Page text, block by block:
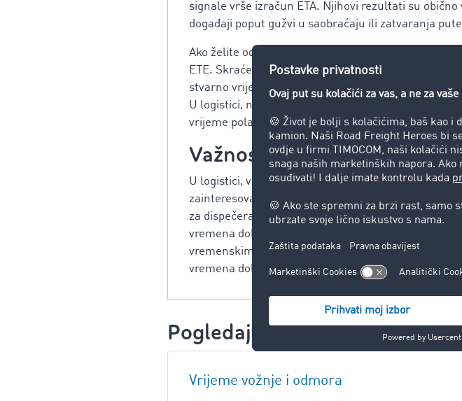
signale vrše izračun ETA. Njihovi rezultati su
događaji poput gužvi u saobraćaju ili zatvaranja
Ako želite odrediti vrijeme koje je preostalo do
ETE. Skraćenica označava procijenjeno vrijeme
stvarno vrijeme dolaska, koristite ATA. Ovo je
U logistici, na primjer, to rezultira ETD,
vrijeme polaska.
Važnost predviđenog
U logistici, vrijeme je značajan faktor troškova, zbog
zainteresovane strane. Prvo, za vozača kamiona,
za dispečera, koji teži optimalnom upravljanju
vremena dolaska (ETA) važan je i za primaoca,
vremenskim intervalima. Aktivno praćenje vozila
vremena dolaska svojih vozila.
Pogledajte i:
Vrijeme vožnje i odmora